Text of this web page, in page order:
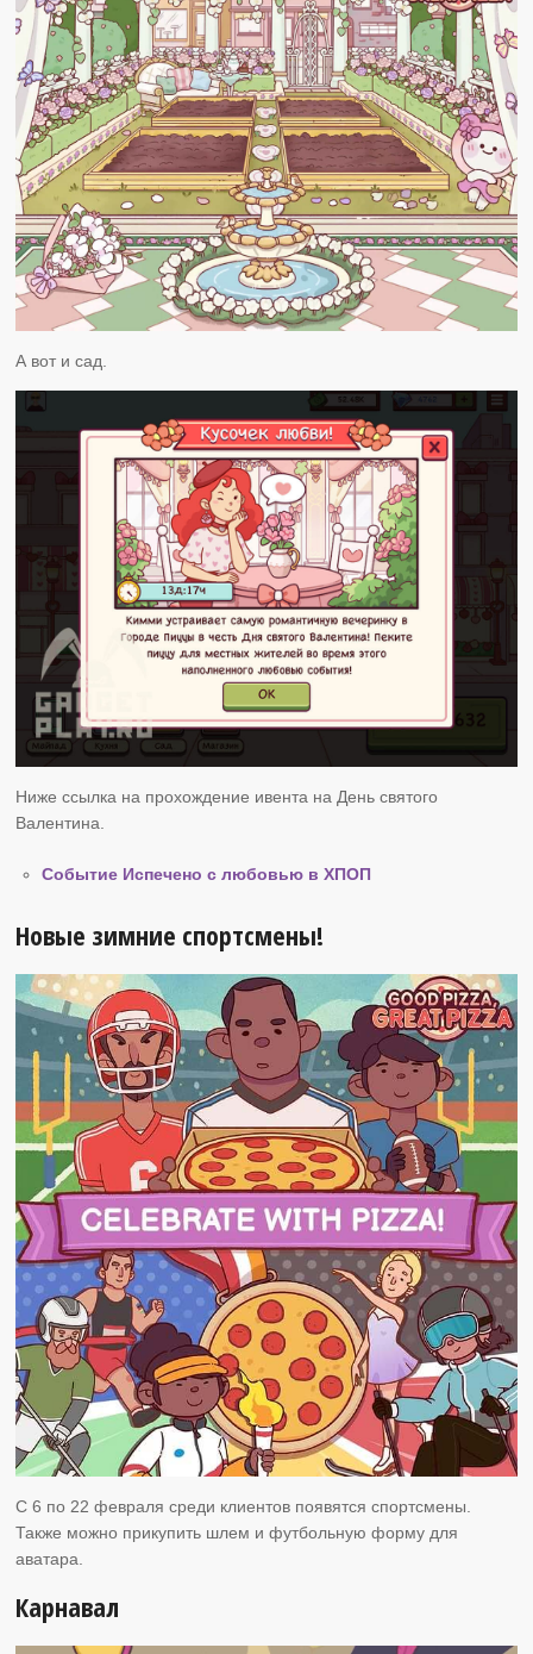
А вот и сад.
Ниже ссылка на прохождение ивента на День святого
Валентина.
Событие Испечено с любовью в ХПОП
Новые зимние спортсмены!
С 6 по 22 февраля среди клиентов появятся спортсмены.
Также можно прикупить шлем и футбольную форму для
аватара.
Карнавал